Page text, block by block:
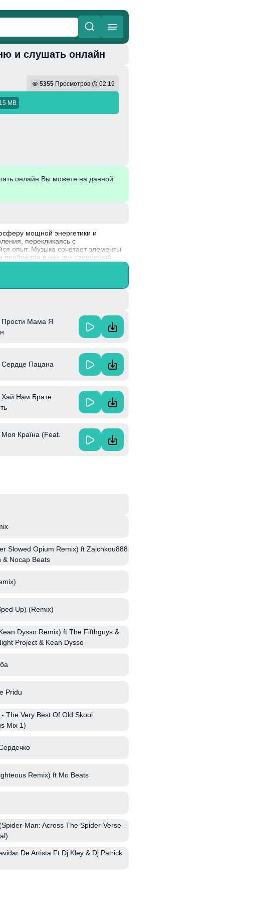
и слушать онлайн
5355 Просмотров 02:19
MB
онлайн Вы можете на данной
мощной энергетики и
перекликаясь с
опыт. Музыка сочетает элементы
пробуждая в них дух свершений.
украинской музыкальной
Прости Мама Я
Сердце Пацана
Хай Нам Брате
Країна (Feat.
Slowed Opium Remix) ft Zaichkou888
& Nocap Beats
Up) (Remix)
Dysso Remix) ft The Fifthguys &
Project & Kean Dysso
Pridu
The Very Best Of Old Skool
Mix 1)
Remix) ft Mo Beats
Man: Across The Spider-Verse -
De Artista Ft Dj Kley & Dj Patrick